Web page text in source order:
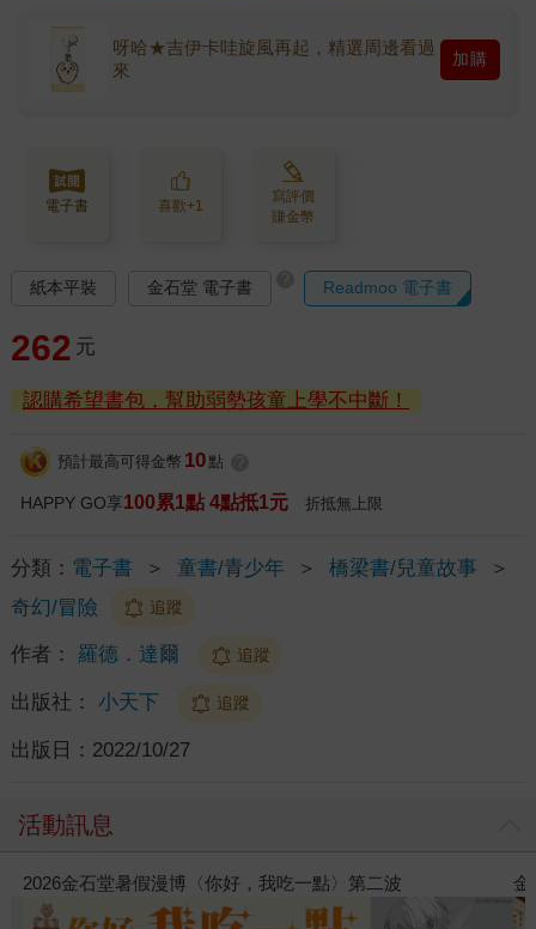
呀哈★吉伊卡哇旋風再起，精選周邊看過
來
加購
電子書 喜歡+1
寫評價
賺金幣
紙本平裝 金石堂 電子書 Readmoo 電子書
262 元
認購希望書包，幫助弱勢孩童上學不中斷！
預計最高可得金幣 10 點
HAPPY GO享100累1點 4點抵1元 折抵無上限
分類： 電子書 ＞ 童書/青少年 ＞ 橋梁書/兒童故事
＞
奇幻/冒險
追蹤
作者： 羅德．達爾 追蹤
出版社： 小天下 追蹤
出版日： 2022/10/27
活動訊息
金石堂2026海外優惠：電子書